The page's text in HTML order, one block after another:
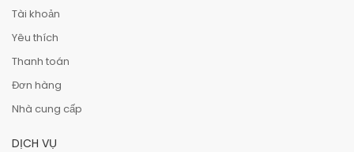
Tài khoản
Yêu thích
Thanh toán
Đơn hàng
Nhà cung cấp
DỊCH VỤ